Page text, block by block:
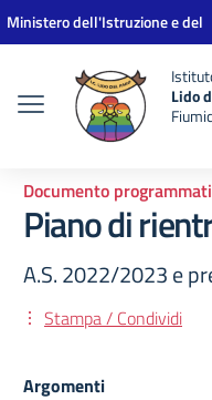
Vai ai contenuti
Vai al menu di navigazione
Vai al footer
Ministero dell'Istruzione e del
Lido
Documento
Piano di
A.S. 2022/2023 e
Stampa / Condividi
Argomenti